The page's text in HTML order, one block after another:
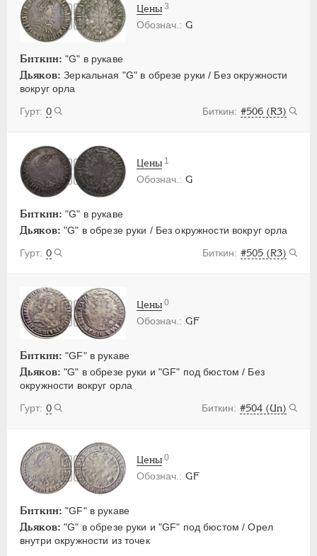
G
Биткин: "G" в рукаве
Дьяков: Зеркальная "G" в обрезе руки / Без окружности
вокруг орла
0
#506 (R3)
Цены 3
G
Биткин: "G" в рукаве
Дьяков: "G" в обрезе руки / Без окружности вокруг орла
0
#505 (R3)
Цены 1
GF
Биткин: "GF" в рукаве
Дьяков: "G" в обрезе руки и "GF" под бюстом / Без
окружности вокруг орла
0
#504 (Un)
Цены 0
GF
Биткин: "GF" в рукаве
Дьяков: "G" в обрезе руки и "GF" под бюстом / Орел
внутри окружности из точек
Цены 0